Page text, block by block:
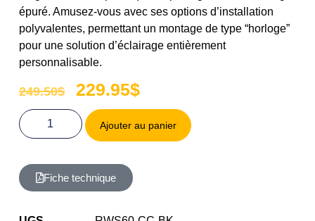
épuré. Amusez-vous avec ses options d’installation
polyvalentes, permettant un montage de type “horloge”
pour une solution d’éclairage entièrement
personnalisable.
249.50$ 229.95$
Ajouter au panier
Fiche technique